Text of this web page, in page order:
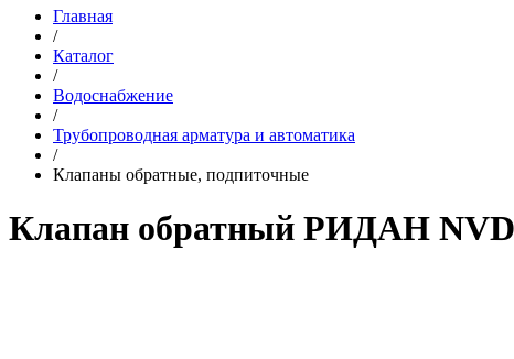
Главная
/
Каталог
/
Водоснабжение
/
Трубопроводная арматура и автоматика
/
Клапаны обратные, подпиточные
Клапан обратный РИДАН